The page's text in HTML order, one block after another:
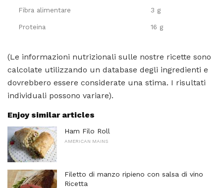
Fibra alimentare 3 g
Proteina 16 g
(Le informazioni nutrizionali sulle nostre ricette sono
calcolate utilizzando un database degli ingredienti e
dovrebbero essere considerate una stima. I risultati
individuali possono variare).
Enjoy similar articles
Ham Filo Roll
AMERICAN MAINS
Filetto di manzo ripieno con salsa di vino
Ricetta